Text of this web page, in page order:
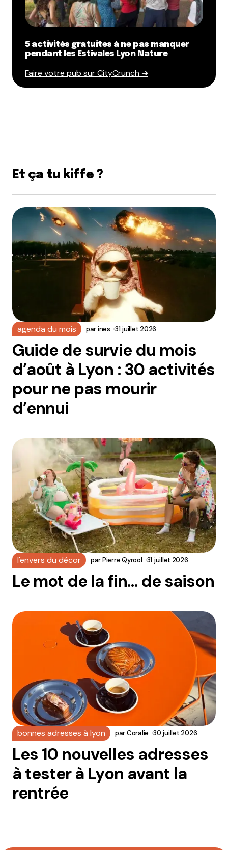
5 activités gratuites à ne pas manquer
pendant les Estivales Lyon Nature
Faire votre pub sur CityCrunch ➔
Et ça tu kiffe ?
agenda du mois parines 31 juillet 2026
Guide de survie du mois
d’août à Lyon : 30 activités
pour ne pas mourir
d’ennui
l'envers du décor parPierre Qyrool 31 juillet 2026
Le mot de la fin… de saison
bonnes adresses à lyon parCoralie 30 juillet 2026
Les 10 nouvelles adresses
à tester à Lyon avant la
rentrée